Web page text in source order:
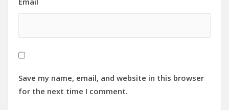
Save my name, email, and website in this browser
for the next time I comment.